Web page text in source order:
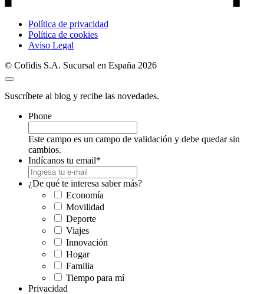
Política de privacidad
Política de cookies
Aviso Legal
© Cofidis S.A. Sucursal en España 2026
Suscríbete al blog y recibe las novedades.
Phone
Este campo es un campo de validación y debe quedar sin
cambios.
Indícanos tu email*
¿De qué te interesa saber más?
Economía
Movilidad
Deporte
Viajes
Innovación
Hogar
Familia
Tiempo para mí
Privacidad